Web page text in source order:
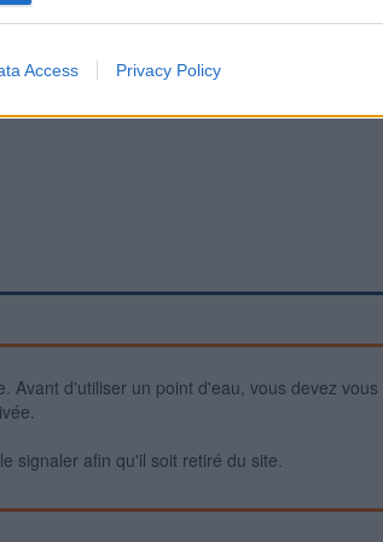
Access Privacy Policy
d'utiliser un point d'eau, vous devez
signaler afin qu'il soit retiré du site.